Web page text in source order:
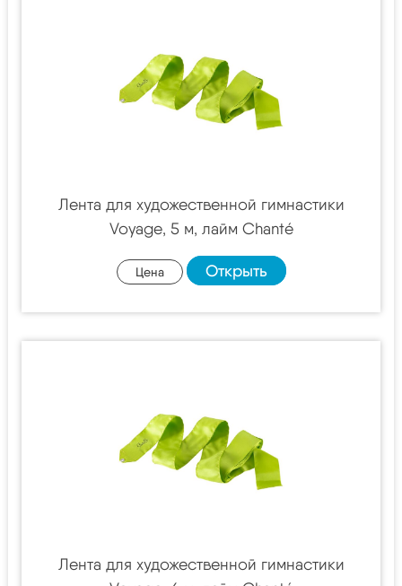
Лента для художественной гимнастики
Voyage, 5 м, лайм Chanté
Цена Открыть
Лента для художественной гимнастики